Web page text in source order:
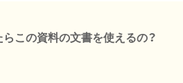
らこの資料の文書を使えるの？